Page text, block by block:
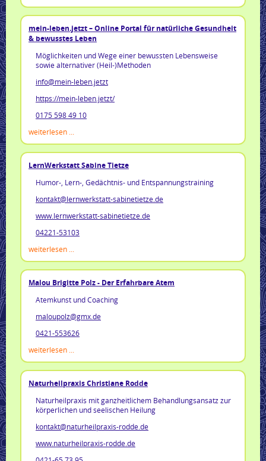
mein-leben.jetzt – Online Portal für natürliche Gesundheit
& bewusstes Leben
Möglichkeiten und Wege einer bewussten Lebensweise
sowie alternativer (Heil-)Methoden
info@mein-leben.jetzt
https://mein-leben.jetzt/
0175 598 49 10
weiterlesen ...
LernWerkstatt Sabine Tietze
Humor-, Lern-, Gedächtnis- und Entspannungstraining
kontakt@lernwerkstatt-sabinetietze.de
www.lernwerkstatt-sabinetietze.de
04221-53103
weiterlesen ...
Malou Brigitte Polz - Der Erfahrbare Atem
Atemkunst und Coaching
maloupolz@gmx.de
0421-553626
weiterlesen ...
Naturheilpraxis Christiane Rodde
Naturheilpraxis mit ganzheitlichem Behandlungsansatz zur
körperlichen und seelischen Heilung
kontakt@naturheilpraxis-rodde.de
www.naturheilpraxis-rodde.de